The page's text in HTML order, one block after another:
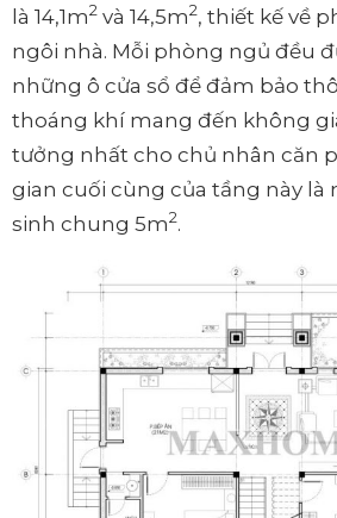
là 14,1m2 và 14,5m2, thiết kế về
ngôi nhà. Mỗi phòng ngủ đều
những ô cửa sổ để đảm bảo
thoáng khí mang đến không
tưởng nhất cho chủ nhân căn
gian cuối cùng của tầng này là
sinh chung 5m2.